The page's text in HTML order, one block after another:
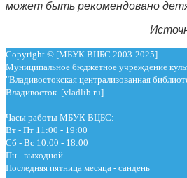
может быть рекомендовано
Copyright © [МБУК ВЦБС 2003-2025]
Муниципальное бюджетное учреждение
"Владивостокская централизованная
Владивосток [vladlib.ru]
Часы работы МБУК ВЦБС:
Вт - Пт 11:00 - 19:00
Сб - Вс 10:00 - 18:00
Пн - выходной
Последняя пятница месяца - сандень